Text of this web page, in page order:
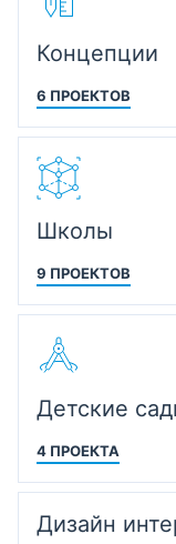
Концепции
6 ПРОЕКТОВ
Школы
9 ПРОЕКТОВ
Детские
4 ПРОЕКТА
Дизайн